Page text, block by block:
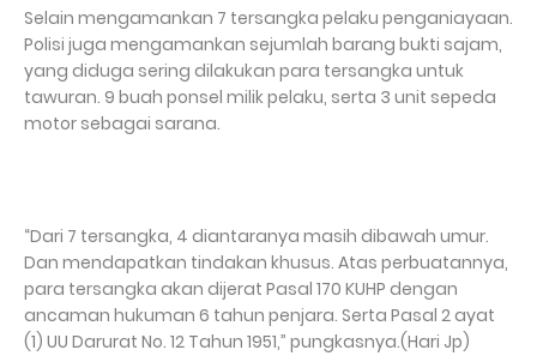
Selain mengamankan 7 tersangka pelaku penganiayaan.
Polisi juga mengamankan sejumlah barang bukti sajam,
yang diduga sering dilakukan para tersangka untuk
tawuran. 9 buah ponsel milik pelaku, serta 3 unit sepeda
motor sebagai sarana.
“Dari 7 tersangka, 4 diantaranya masih dibawah umur.
Dan mendapatkan tindakan khusus. Atas perbuatannya,
para tersangka akan dijerat Pasal 170 KUHP dengan
ancaman hukuman 6 tahun penjara. Serta Pasal 2 ayat
(1) UU Darurat No. 12 Tahun 1951,” pungkasnya.(Hari Jp)